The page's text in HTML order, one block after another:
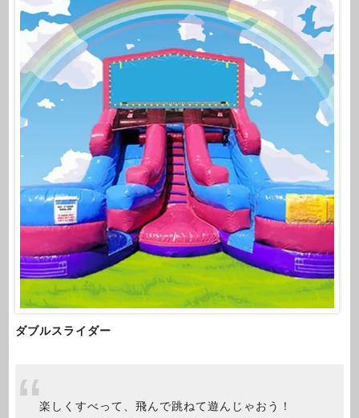
ダブルスライダー
楽しくすべって、飛んで跳ねて遊んじゃおう！